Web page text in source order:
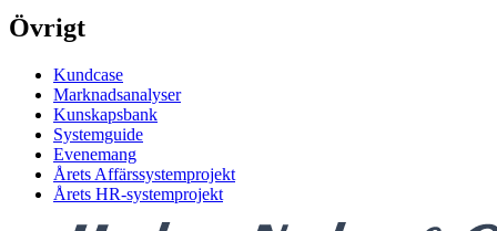
Övrigt
Kundcase
Marknadsanalyser
Kunskapsbank
Systemguide
Evenemang
Årets Affärssystemprojekt
Årets HR-systemprojekt